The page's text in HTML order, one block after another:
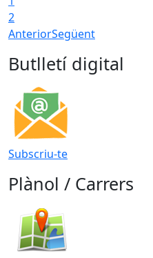
2
AnteriorSegüent
Butlletí digital
Subscriu-te
Plànol / Carrers